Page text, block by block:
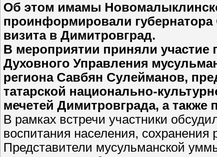
Об этом имамы
проинформировали губернатора
визита в Димитровград.
В мероприятии приняли участие
Духовного Управления
региона Савбян Сулейманов,
татарской национально-
мечетей Димитровграда, а также
В рамках встречи участники
воспитания населения,
Представители мусульманской